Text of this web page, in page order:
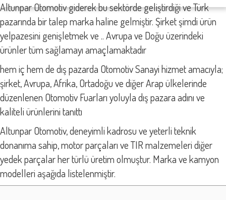
Altunpar Otomotiv giderek bu sektörde geliştirdiği ve Türk
pazarında bir talep marka haline gelmiştir. Şirket şimdi ürün
yelpazesini genişletmek ve .. Avrupa ve Doğu üzerindeki
ürünler tüm sağlamayı amaçlamaktadır
hem iç hem de dış pazarda Otomotiv Sanayi hizmet amacıyla;
şirket, Avrupa, Afrika, Ortadoğu ve diğer Arap ülkelerinde
düzenlenen Otomotiv Fuarları yoluyla dış pazara adını ve
kaliteli ürünlerini tanıttı
Altunpar Otomotiv, deneyimli kadrosu ve yeterli teknik
donanıma sahip, motor parçaları ve TIR malzemeleri diğer
yedek parçalar her türlü üretim olmuştur. Marka ve kamyon
modelleri aşağıda listelenmiştir.